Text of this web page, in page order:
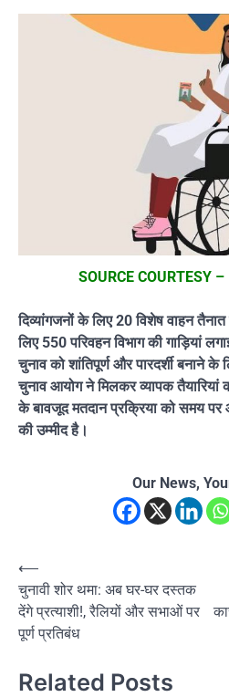
SOURCE COURTESY
दिव्यांगजनों के लिए 20 विशेष वाहन
लिए 550 परिवहन विभाग की गाड़ियां
चुनाव को शांतिपूर्ण और पारदर्शी बनाने
चुनाव आयोग ने मिलकर व्यापक
के बावजूद मतदान प्रक्रिया को समय
की उम्मीद है।
Our News,
Post
navigation
⟵
चुनावी शोर थमा: अब घर-घर दस्तक
देंगे प्रत्याशी!, रैलियों और सभाओं पर
पूर्ण प्रतिबंध
Related Posts